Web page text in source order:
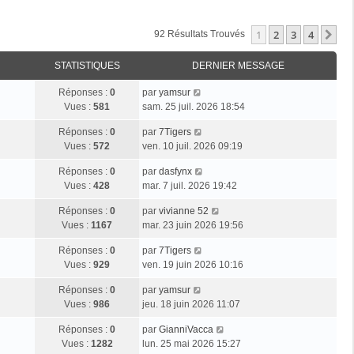
92 Résultats Trouvés 1 2 3 4
STATISTIQUES DERNIER MESSAGE
Réponses : 0
Vues : 581
par yamsur
sam. 25 juil. 2026 18:54
Réponses : 0
Vues : 572
par 7Tigers
ven. 10 juil. 2026 09:19
Réponses : 0
Vues : 428
par dasfynx
mar. 7 juil. 2026 19:42
Réponses : 0
Vues : 1167
par vivianne 52
mar. 23 juin 2026 19:56
Réponses : 0
Vues : 929
par 7Tigers
ven. 19 juin 2026 10:16
Réponses : 0
Vues : 986
par yamsur
jeu. 18 juin 2026 11:07
Réponses : 0
Vues : 1282
par GianniVacca
lun. 25 mai 2026 15:27